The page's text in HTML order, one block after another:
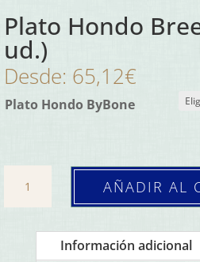
Plato Hondo
ud.)
Desde: 65,12€
Plato Hondo ByBone
Hondo
AÑADIR AL
Información adicional